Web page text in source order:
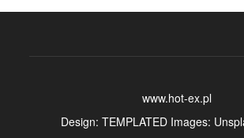
www.hot-ex.pl
Design: TEMPLATEDImages: